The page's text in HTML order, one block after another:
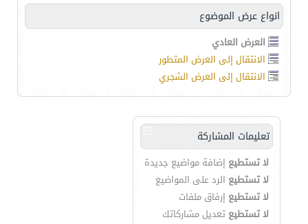
انواع عرض الموضوع
العرض العادي
الانتقال إلى العرض المتطور
الانتقال إلى العرض الشجري
تعليمات المشاركة
لا تستطيع إضافة مواضيع جديدة
لا تستطيع الرد على المواضيع
لا تستطيع إرفاق ملفات
لا تستطيع تعديل مشاركاتك